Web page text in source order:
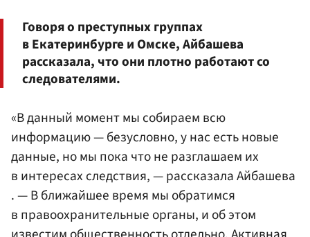
Говоря о преступных группах
в Екатеринбурге и Омске, Айбашева
рассказала, что они плотно работают со
следователями.
«В данный момент мы собираем всю
информацию — безусловно, у нас есть новые
данные, но мы пока что не разглашаем их
в интересах следствия, — рассказала Айбашева
. — В ближайшее время мы обратимся
в правоохранительные органы, и об этом